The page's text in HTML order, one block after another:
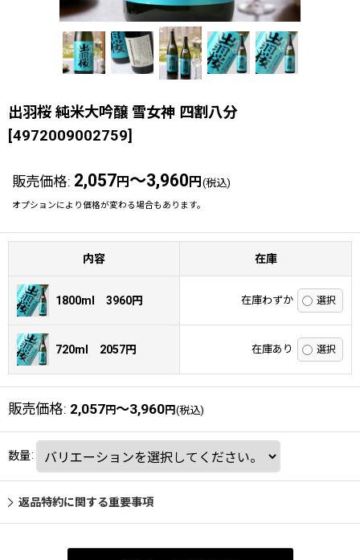
出羽桜 純米大吟醸 雪女神 四割八分
[4972009002759]
販売価格: 2,057円 ～3,960 円 (税込)
オプションにより価格が変わる場合もあります。
内容 在庫
1800ml 3960円 在庫わずか
720ml 2057円 在庫あり
販売価格: 2,057円～3,960円 (税込)
数量:
返品特約に関する重要事項